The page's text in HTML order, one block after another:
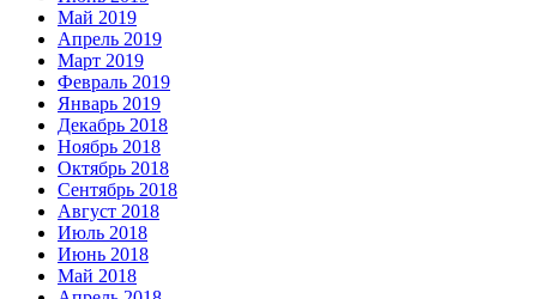
Май 2019
Апрель 2019
Март 2019
Февраль 2019
Январь 2019
Декабрь 2018
Ноябрь 2018
Октябрь 2018
Сентябрь 2018
Август 2018
Июль 2018
Июнь 2018
Май 2018